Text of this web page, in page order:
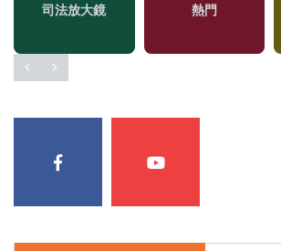
司法放大鏡 熱門